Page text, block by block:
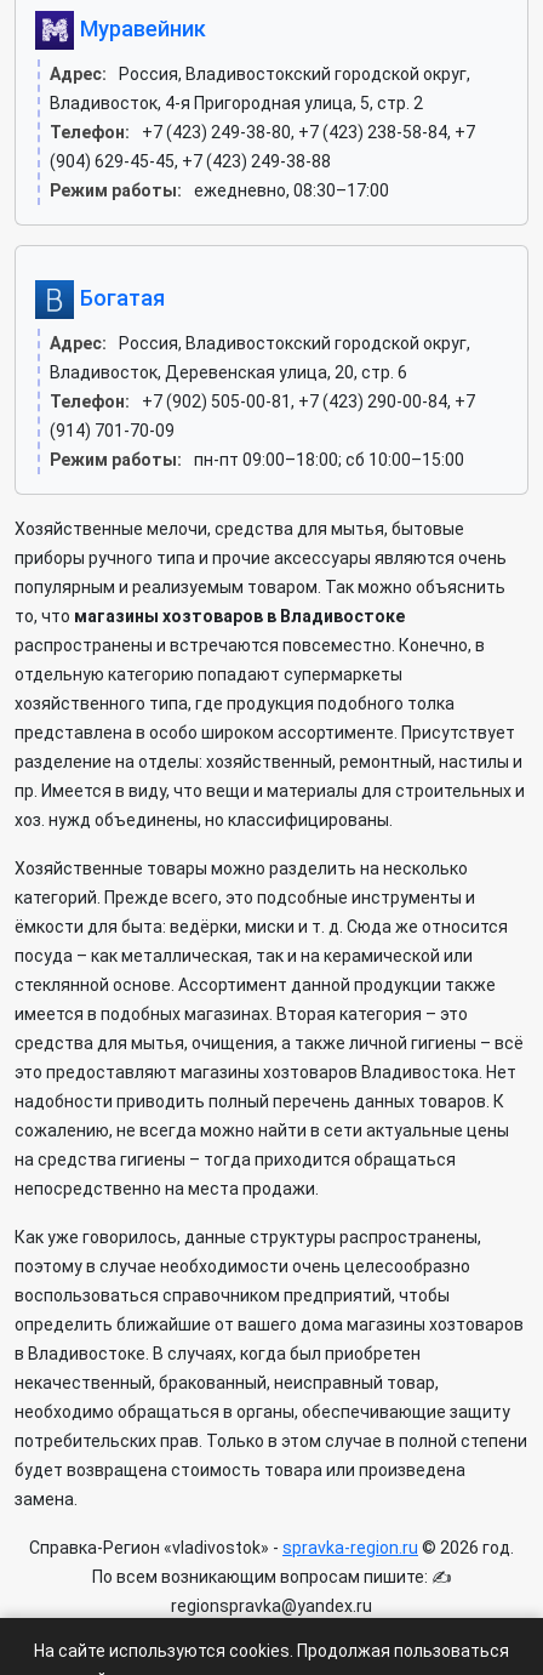
Муравейник
Адрес:
Россия, Владивостокский городской округ,
Владивосток, 4-я Пригородная улица, 5, стр. 2
Телефон:
+7 (423) 249-38-80, +7 (423) 238-58-84, +7
(904) 629-45-45, +7 (423) 249-38-88
Режим работы:
ежедневно, 08:30–17:00
Богатая
Адрес:
Россия, Владивостокский городской округ,
Владивосток, Деревенская улица, 20, стр. 6
Телефон:
+7 (902) 505-00-81, +7 (423) 290-00-84, +7
(914) 701-70-09
Режим работы:
пн-пт 09:00–18:00; сб 10:00–15:00
Хозяйственные мелочи, средства для мытья, бытовые
приборы ручного типа и прочие аксессуары являются очень
популярным и реализуемым товаром. Так можно объяснить
то, что магазины хозтоваров в Владивостоке
распространены и встречаются повсеместно. Конечно, в
отдельную категорию попадают супермаркеты
хозяйственного типа, где продукция подобного толка
представлена в особо широком ассортименте. Присутствует
разделение на отделы: хозяйственный, ремонтный, настилы и
пр. Имеется в виду, что вещи и материалы для строительных и
хоз. нужд объединены, но классифицированы.
Хозяйственные товары можно разделить на несколько
категорий. Прежде всего, это подсобные инструменты и
ёмкости для быта: ведёрки, миски и т. д. Сюда же относится
посуда – как металлическая, так и на керамической или
стеклянной основе. Ассортимент данной продукции также
имеется в подобных магазинах. Вторая категория – это
средства для мытья, очищения, а также личной гигиены – всё
это предоставляют магазины хозтоваров Владивостока. Нет
надобности приводить полный перечень данных товаров. К
сожалению, не всегда можно найти в сети актуальные цены
на средства гигиены – тогда приходится обращаться
непосредственно на места продажи.
Как уже говорилось, данные структуры распространены,
поэтому в случае необходимости очень целесообразно
воспользоваться справочником предприятий, чтобы
определить ближайшие от вашего дома магазины хозтоваров
в Владивостоке. В случаях, когда был приобретен
некачественный, бракованный, неисправный товар,
необходимо обращаться в органы, обеспечивающие защиту
потребительских прав. Только в этом случае в полной степени
будет возвращена стоимость товара или произведена
замена.
Справка-Регион «vladivostok» - spravka-region.ru © 2026 год.
По всем возникающим вопросам пишите: ✍
regionspravka@yandex.ru
ограничения 6+.
На сайте используются cookies. Продолжая пользоваться